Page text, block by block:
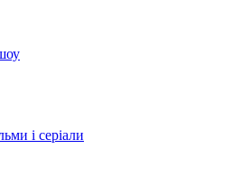
і серіали